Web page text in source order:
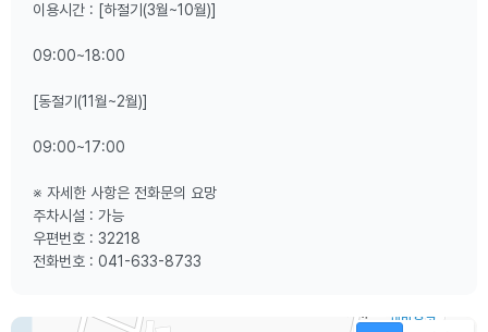
이용시간 : [하절기(3월~10월)]
09:00~18:00
[동절기(11월~2월)]
09:00~17:00
※ 자세한 사항은 전화문의 요망
주차시설 : 가능
우편번호 : 32218
전화번호 : 041-633-8733